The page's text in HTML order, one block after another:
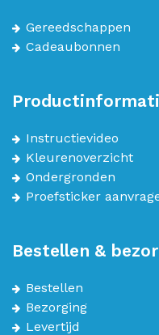
Gereedschappen
Cadeaubonnen
Instructievideo
Kleurenoverzicht
Ondergronden
Proefsticker
Bestellen &
Bestellen
Bezorging
Levertijd